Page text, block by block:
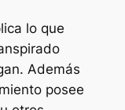
lo que
Además
posee